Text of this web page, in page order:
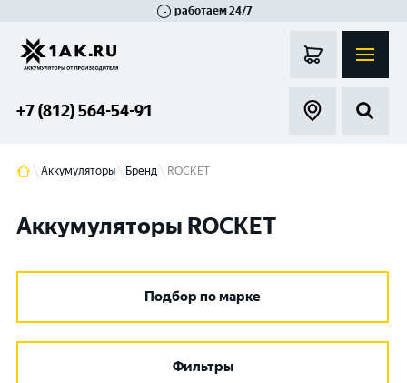
работаем 24/7
+7 (812) 564-54-91
Аккумуляторы Бренд ROCKET
Аккумуляторы ROCKET
Подбор по марке
Фильтры
Гатчина